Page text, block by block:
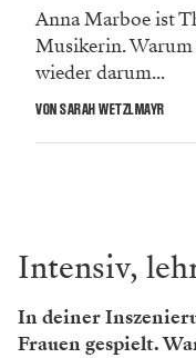
Anna Marboe ist
Musikerin. Warum
wieder darum...
VON SARAH WETZLMAYR
Intensiv,
In deiner
Frauen gespielt.